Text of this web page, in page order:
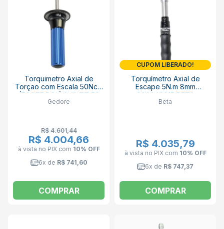
Torquimetro Axial de
Torçao com Escala 50Ncm
(70OZF.POL) 1/4" TT 50
FH GEDORE
Gedore
R$ 4.601,44
R$ 4.004,66
à vista no PIX com 10% OFF
6x de R$ 741,60
COMPRAR
CUPOM LIBERADO!
Torquímetro Axial de
Escape 5N.m 8mm
006040015 BETA
Beta
R$ 4.035,79
à vista no PIX com 10% OFF
6x de R$ 747,37
COMPRAR